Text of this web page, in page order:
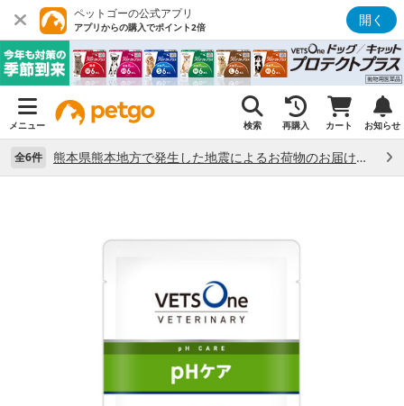
ペットゴーの公式アプリ
アプリからの購入でポイント2倍 開く
メニュー 検索 再購入 カート お知らせ
全6件 熊本県熊本地方で発生した地震によるお荷物のお届け状況について （7/28）